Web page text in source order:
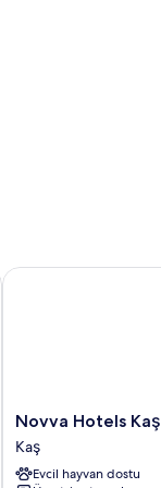
Novva
Hotels
Kaş
Kaş
Novva Hotels Kaş
Kaş
Evcil hayvan dostu
Novva Hotels Kaş